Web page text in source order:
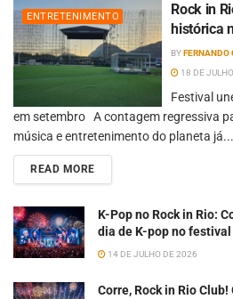
ENTRETENIMENTO
Rock in
histórica
BY
18 DE
Festival
em setembro A contagem regressiva
música e entretenimento do planeta já...
READ MORE
K-Pop no Rock in Rio:
dia de K-pop no festival
14 DE JULHO DE 2026
Corre, Rock in Rio